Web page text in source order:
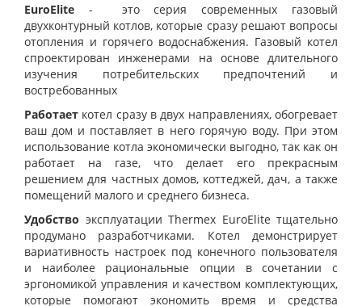
EuroElite - это серия современных газовый
двухконтурный котлов, которые сразу решают вопросы
отопления и горячего водоснабжения. Газовый котел
спроектирован инженерами на основе длительного
изучения потребительских предпочтений и
востребованных
Работает котел сразу в двух направлениях, обогревает
ваш дом и поставляет в него горячую воду. При этом
использование котла экономически выгодно, так как он
работает на газе, что делает его прекрасным
решением для частных домов, коттеджей, дач, а также
помещений малого и среднего бизнеса.
Удобство эксплуатации Thermex EuroElite тщательно
продумано разработчиками. Котел демонстрирует
вариативность настроек под конечного пользователя
и наиболее рациональные опции в сочетании с
эргономикой управления и качеством комплектующих,
которые помогают экономить время и средства